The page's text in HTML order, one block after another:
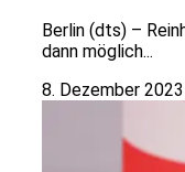
Berlin (dts) –
dann möglich...
8. Dezember 2023